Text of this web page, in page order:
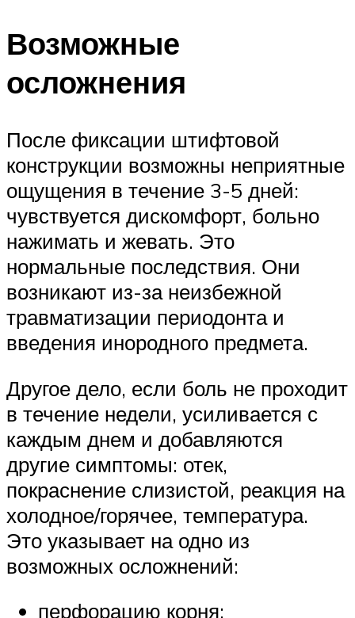
Возможные
осложнения
После фиксации штифтовой
конструкции возможны неприятные
ощущения в течение 3-5 дней:
чувствуется дискомфорт, больно
нажимать и жевать. Это
нормальные последствия. Они
возникают из-за неизбежной
травматизации периодонта и
введения инородного предмета.
Другое дело, если боль не проходит
в течение недели, усиливается с
каждым днем и добавляются
другие симптомы: отек,
покраснение слизистой, реакция на
холодное/горячее, температура.
Это указывает на одно из
возможных осложнений:
перфорацию корня;